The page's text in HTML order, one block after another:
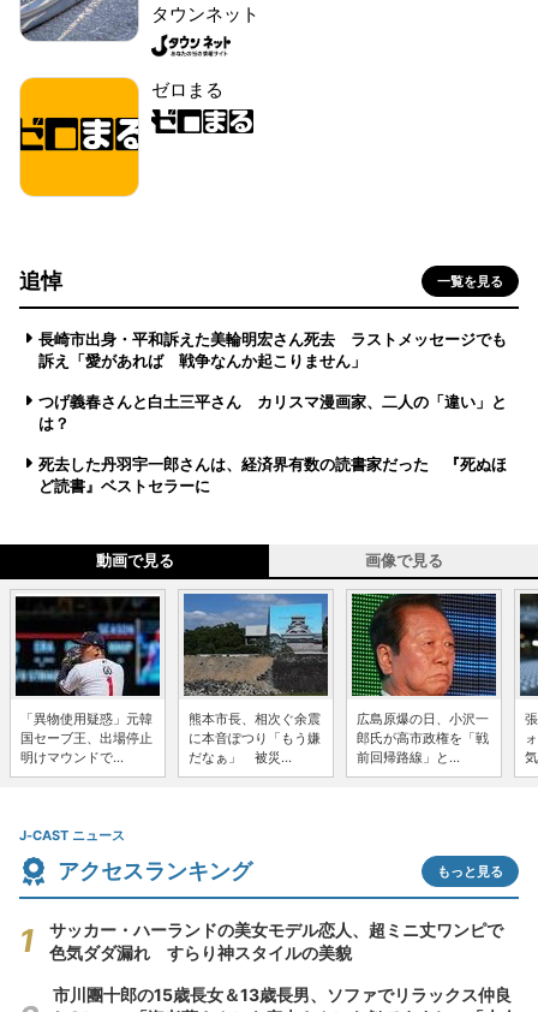
タウンネット
ゼロまる
追悼 一覧を見る
長崎市出身・平和訴えた美輪明宏さん死去 ラストメッセージでも
訴え「愛があれば 戦争なんか起こりません」
つげ義春さんと白土三平さん カリスマ漫画家、二人の「違い」と
は？
死去した丹羽宇一郎さんは、経済界有数の読書家だった 『死ぬほ
ど読書』ベストセラーに
動画で見る 画像で見る
「異物使用疑惑」元韓
国セーブ王、出場停止
明けマウンドで...
熊本市長、相次ぐ余震
に本音ぽつり「もう嫌
だなぁ」 被災...
広島原爆の日、小沢一
郎氏が高市政権を「戦
前回帰路線」と...
J-CAST ニュース
アクセスランキング もっと見る
サッカー・ハーランドの美女モデル恋人、超ミニ丈ワンピで
色気ダダ漏れ すらり神スタイルの美貌
市川團十郎の15歳長女＆13歳長男、ソファでリラックス仲良